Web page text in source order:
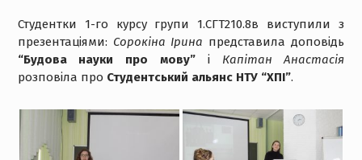
Студентки 1-го курсу групи 1.СГТ210.8в виступили з
презентаціями: Сорокіна Ірина представила доповідь
“Будова науки про мову” і Капітан Анастасія
розповіла про Студентський альянс НТУ “ХПІ”.